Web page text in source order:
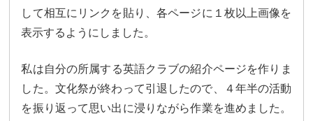
して相互にリンクを貼り、 各ページに１枚以上画像を
表示するようにしました。
私は自分の所属する英語クラブの紹介ページを作りま
した。 文化祭が終わって引退したので、
４年半の活動
を振り返って思い出に浸りながら作業を進めました。